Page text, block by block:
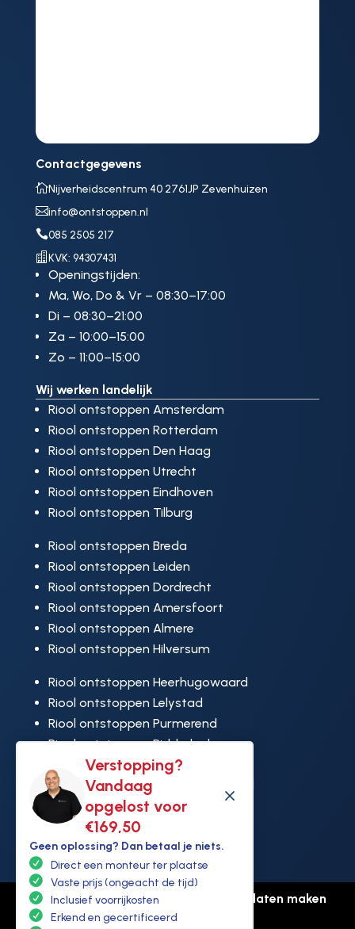
Verstopping?
Vandaag
opgelost voor
€169,50
M
Geen oplossing? Dan betaal je niets.
Direct een monteur ter plaatse
Vaste prijs (ongeacht de tijd)
Inclusief voorrijkosten
Erkend en gecertificeerd
Contactgegevens
Nijverheidscentrum 40 2761JP Zevenhuizen
info@ontstoppen.nl
085 2505 217
 KVK: 94307431
Openingstijden:
Ma, Wo, Do & Vr – 08:30–17:00
Di – 08:30–21:00
Za – 10:00–15:00
Zo – 11:00–15:00
Wij werken landelijk
Riool ontstoppen Amsterdam
Riool ontstoppen Rotterdam
Riool ontstoppen Den Haag
Riool ontstoppen Utrecht
Riool ontstoppen Eindhoven
Riool ontstoppen Tilburg
Riool ontstoppen Breda
Riool ontstoppen Leiden
Riool ontstoppen Dordrecht
Riool ontstoppen Amersfoort
Riool ontstoppen Almere
Riool ontstoppen Hilversum
Riool ontstoppen Heerhugowaard
Riool ontstoppen Lelystad
Riool ontstoppen Purmerend
Riool ontstoppen Ridderkerk
Riool ontstoppen Rijswijk
Riool ontstoppen Hoek van Holland
© Copyright Ontstoppen.nl |
Website laten maken
door Flexamedia